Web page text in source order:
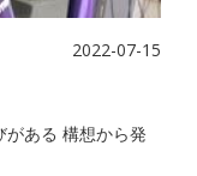
2022-07-15
ある 構想から発